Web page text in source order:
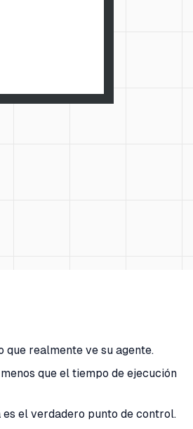
realmente ve su agente.
que el tiempo de ejecución
el verdadero punto de control.